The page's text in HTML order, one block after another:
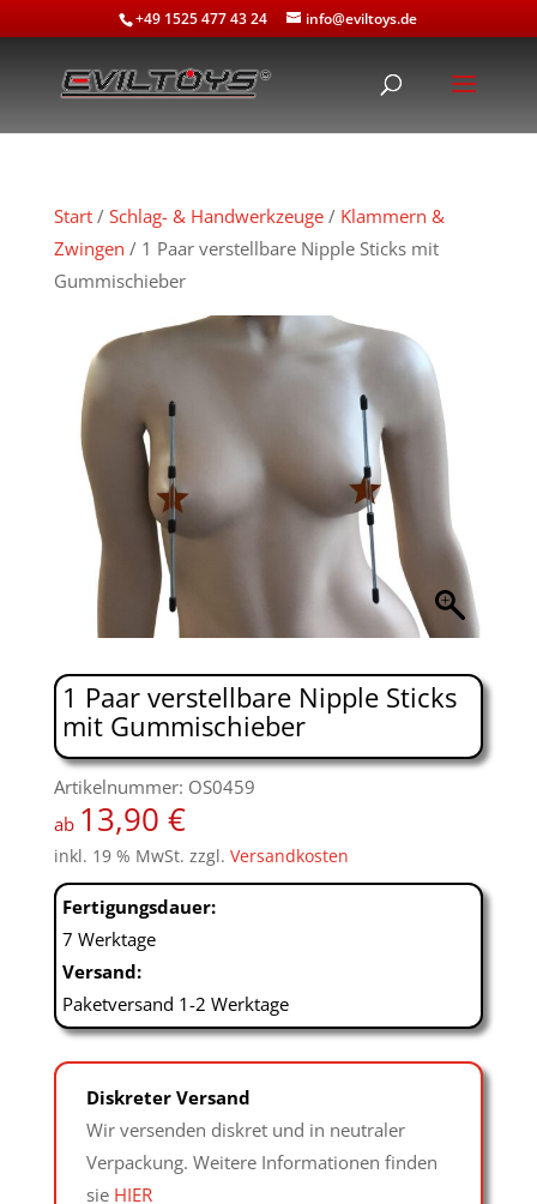
+49 1525 477 43 24 info@eviltoys.de
Start/ Schlag- & Handwerkzeuge/ Klammern &
Zwingen / 1 Paar verstellbare Nipple Sticks mit
Gummischieber
1 Paar verstellbare Nipple Sticks
mit Gummischieber
Artikelnummer: OS0459
ab 13,90 €
inkl. 19 % MwSt. zzgl. Versandkosten
Fertigungsdauer:
7 Werktage
Versand:
Paketversand 1-2 Werktage
Diskreter Versand
Wir versenden diskret und in neutraler
Verpackung. Weitere Informationen finden
sie HIER